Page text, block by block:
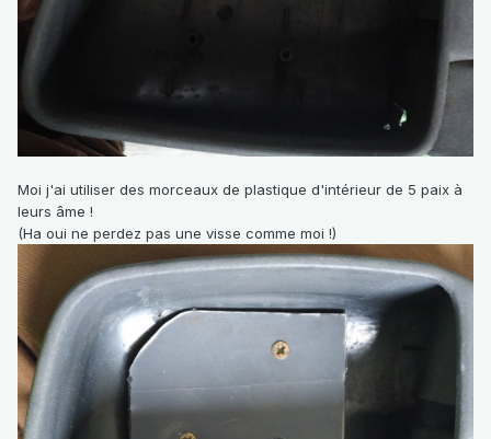
Moi j'ai utiliser des morceaux de plastique d'intérieur de 5 paix à
leurs âme !
(Ha oui ne perdez pas une visse comme moi !)